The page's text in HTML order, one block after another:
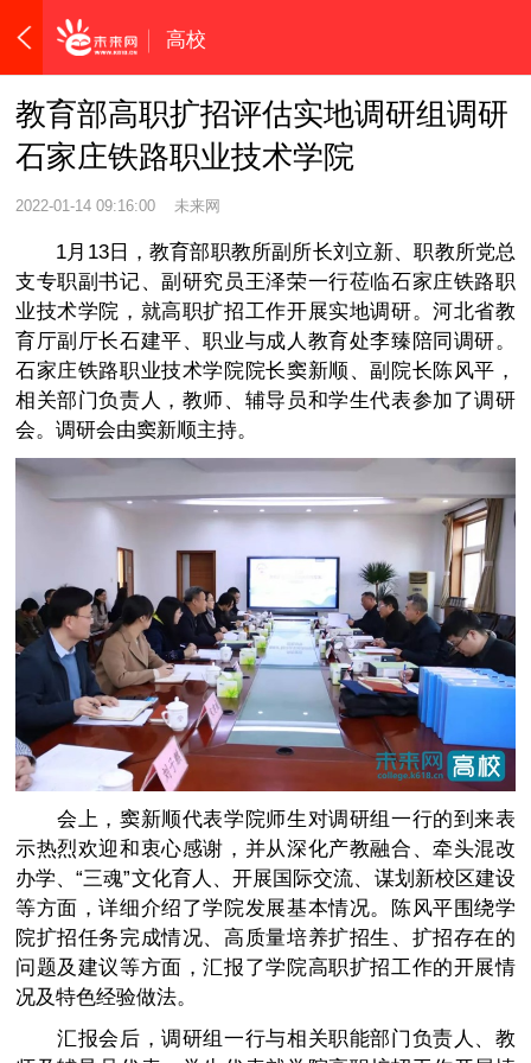
高校
教育部高职扩招评估实地调研组调研
石家庄铁路职业技术学院
2022-01-14 09:16:00 未来网
1月13日，教育部职教所副所长刘立新、职教所党总
支专职副书记、副研究员王泽荣一行莅临石家庄铁路职
业技术学院，就高职扩招工作开展实地调研。河北省教
育厅副厅长石建平、职业与成人教育处李臻陪同调研。
石家庄铁路职业技术学院院长窦新顺、副院长陈风平，
相关部门负责人，教师、辅导员和学生代表参加了调研
会。调研会由窦新顺主持。
会上，窦新顺代表学院师生对调研组一行的到来表
示热烈欢迎和衷心感谢，并从深化产教融合、牵头混改
办学、“三魂”文化育人、开展国际交流、谋划新校区建设
等方面，详细介绍了学院发展基本情况。陈风平围绕学
院扩招任务完成情况、高质量培养扩招生、扩招存在的
问题及建议等方面，汇报了学院高职扩招工作的开展情
况及特色经验做法。
汇报会后，调研组一行与相关职能部门负责人、教